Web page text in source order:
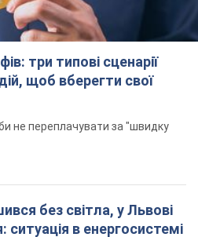
три типові сценарії
щоб вберегти свої
не переплачувати за "швидку
без світла, у Львові
ситуація в енергосистемі